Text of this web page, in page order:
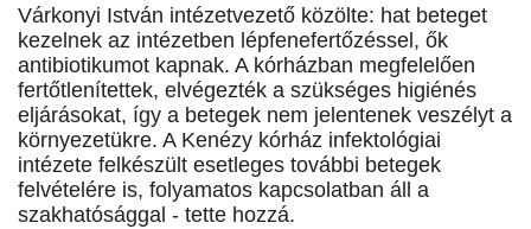
Várkonyi István intézetvezető közölte: hat beteget
kezelnek az intézetben lépfenefertőzéssel, ők
antibiotikumot kapnak. A kórházban megfelelően
fertőtlenítettek, elvégezték a szükséges higiénés
eljárásokat, így a betegek nem jelentenek veszélyt a
környezetükre. A Kenézy kórház infektológiai
intézete felkészült esetleges további betegek
felvételére is, folyamatos kapcsolatban áll a
szakhatósággal - tette hozzá.